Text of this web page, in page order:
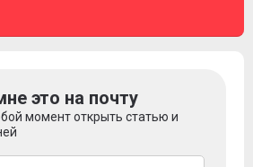
это на почту
момент открыть статью и